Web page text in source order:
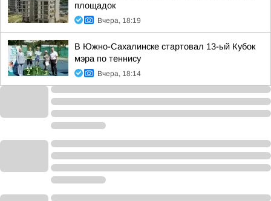
площадок
Вчера, 18:19
В Южно-Сахалинске стартовал 13-ый Кубок
мэра по теннису
Вчера, 18:14